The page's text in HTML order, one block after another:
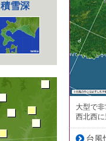
積雪深
大型で
西北西
台風